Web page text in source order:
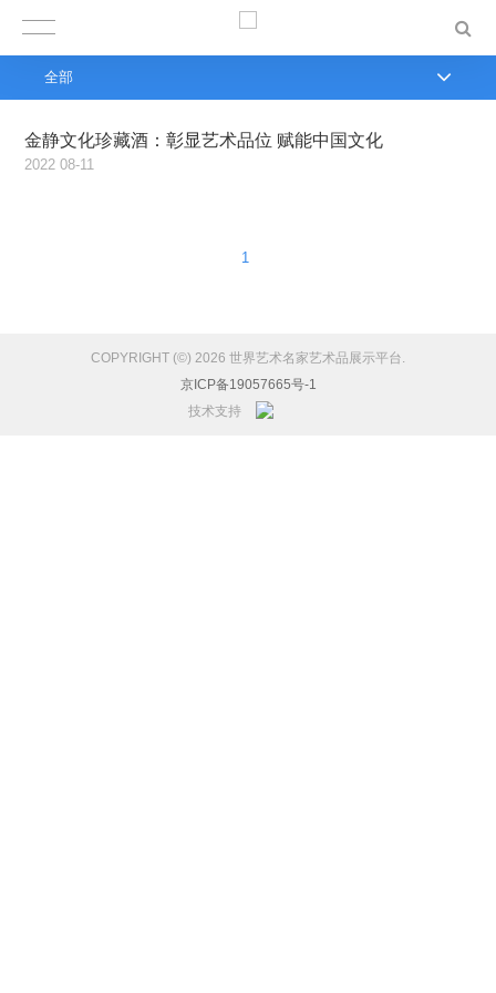
金静文化珍藏酒：彰显艺术品位 赋能中国文化
2022 08-11
1
COPYRIGHT (©) 2026 世界艺术名家艺术品展示平台.
京ICP备19057665号-1
技术支持
全部